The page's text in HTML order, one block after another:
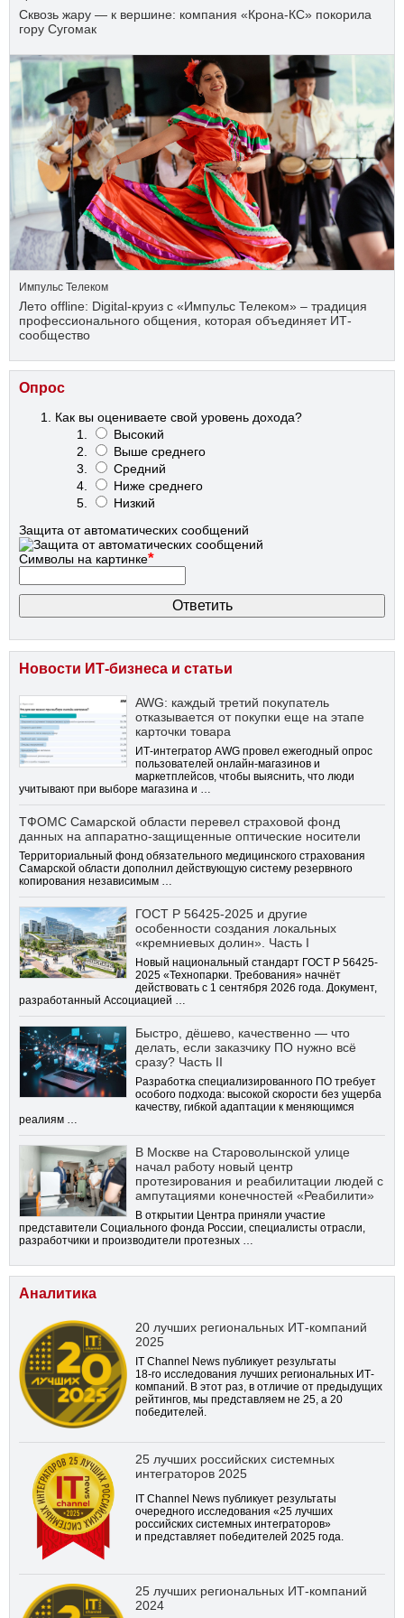
Сквозь жару — к вершине: компания «Крона‑КС» покорила
гору Сугомак
Импульс Телеком
Лето offline: Digital-круиз с «Импульс Телеком» – традиция
профессионального общения, которая объединяет ИТ-
сообщество
Опрос
Как вы оцениваете свой уровень дохода?
Высокий
Выше среднего
Средний
Ниже среднего
Низкий
Защита от автоматических сообщений
Символы на картинке*
Новости ИТ-бизнеса и статьи
AWG: каждый третий покупатель
отказывается от покупки еще на этапе
карточки товара
ИТ-интегратор AWG провел ежегодный опрос
пользователей онлайн-магазинов и
маркетплейсов, чтобы выяснить, что люди
учитывают при выборе магазина и …
ТФОМС Самарской области перевел страховой фонд
данных на аппаратно-защищенные оптические носители
Территориальный фонд обязательного медицинского страхования
Самарской области дополнил действующую систему резервного
копирования независимым …
ГОСТ Р 56425-2025 и другие
особенности создания локальных
«кремниевых долин». Часть I
Новый национальный стандарт ГОСТ Р 56425-
2025 «Технопарки. Требования» начнёт
действовать с 1 сентября 2026 года. Документ,
разработанный Ассоциацией …
Быстро, дёшево, качественно — что
делать, если заказчику ПО нужно всё
сразу? Часть II
Разработка специализированного ПО требует
особого подхода: высокой скорости без ущерба
качеству, гибкой адаптации к меняющимся
реалиям …
В Москве на Староволынской улице
начал работу новый центр
протезирования и реабилитации людей с
ампутациями конечностей «Реабилити»
В открытии Центра приняли участие
представители Социального фонда России, специалисты отрасли,
разработчики и производители протезных …
Аналитика
20 лучших региональных ИТ-компаний
2025
IT Channel News публикует результаты
18-го исследования лучших региональных ИТ-
компаний. В этот раз, в отличие от предыдущих
рейтингов, мы представляем не 25, а 20
победителей.
25 лучших российских системных
интеграторов 2025
IT Channel News публикует результаты
очередного исследования «25 лучших
российских системных интеграторов»
и представляет победителей 2025 года.
25 лучших региональных ИТ-компаний
2024